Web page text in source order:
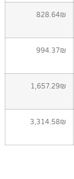
828.64₪
994.37₪
1,657.29₪
3,314.58₪